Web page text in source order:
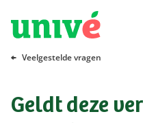
Naar hoofdinhoud
Naar hoofdnavigatie
Naar footer
Veelgestelde vragen
Geldt deze